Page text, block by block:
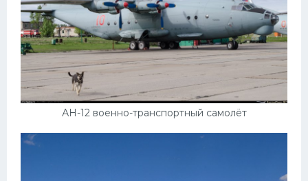
АН-12 военно-транспортный самолёт